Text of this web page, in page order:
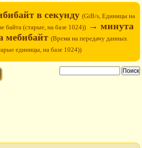
в секунду (GiB/s, Единицы на
байта (старые, на базе 1024)) → минута
мебибайт (Время на передачу данных
единицы, на базе 1024))